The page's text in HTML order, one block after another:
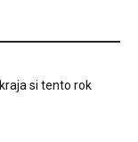
si tento rok